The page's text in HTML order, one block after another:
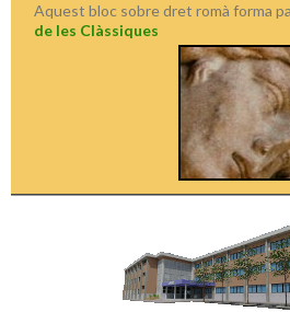
Aquest bloc sobre dret romà forma
de les Clàssiques